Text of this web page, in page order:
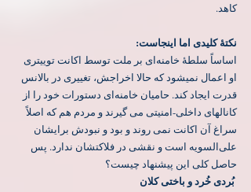
کاهد.
نکتهٔ کلیدی اما اینجاست:
‏اساساً سلطهٔ خامنه‌ای بر ملت توسط اکانت توییتری
او اعمال نمیشود که حالا اخراجش، تغییری در بالانس
قدرت ایجاد کند. حامیان خامنه‌ای دستورات خود را از
کانالهای داخلی-امنیتی می گیرند و مردم هم که اصلاً
سراغ آن اکانت نمی روند و بود و نبودش برایشان
علی‌السویه است و نقشی در فلاکتشان ندارد. پس
حاصل کلی این پیشنهاد چیست؟
بُردی خُرد و باختی کلان